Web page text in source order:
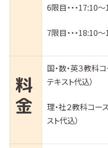
6限目・・・17:10
7限目・・・18:10
料
金
国・数・英３教科コ
テキスト代込）
理・社２教科コース
スト代込）